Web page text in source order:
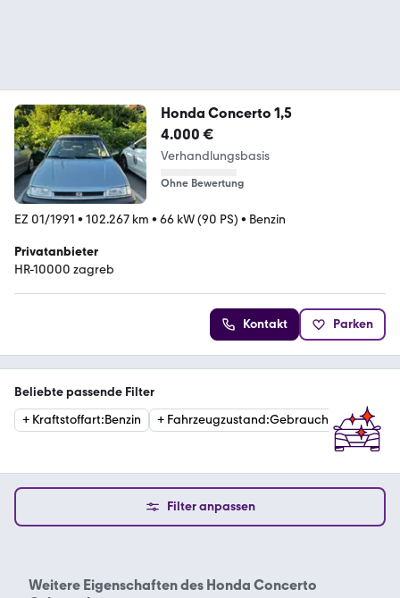
Honda Concerto 1,5
4.000 €
Verhandlungsbasis
Ohne Bewertung
EZ 01/1991 • 102.267 km • 66 kW (90 PS) • Benzin
Privatanbieter
HR-10000 zagreb
Kontakt Parken
Beliebte passende Filter
+ Kraftstoffart:Benzin + Fahrzeugzustand:Gebraucht +
Filter anpassen
Weitere Eigenschaften des Honda Concerto